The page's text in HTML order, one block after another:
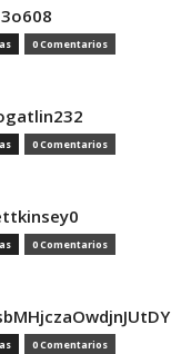
0 Comentarios
0 Comentarios
0 Comentarios
0 Comentarios